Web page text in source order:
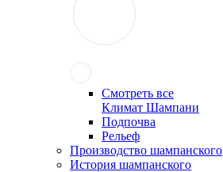
Смотреть все
Климат Шампани
Подпочва
Рельеф
Производство шампанского
История шампанского